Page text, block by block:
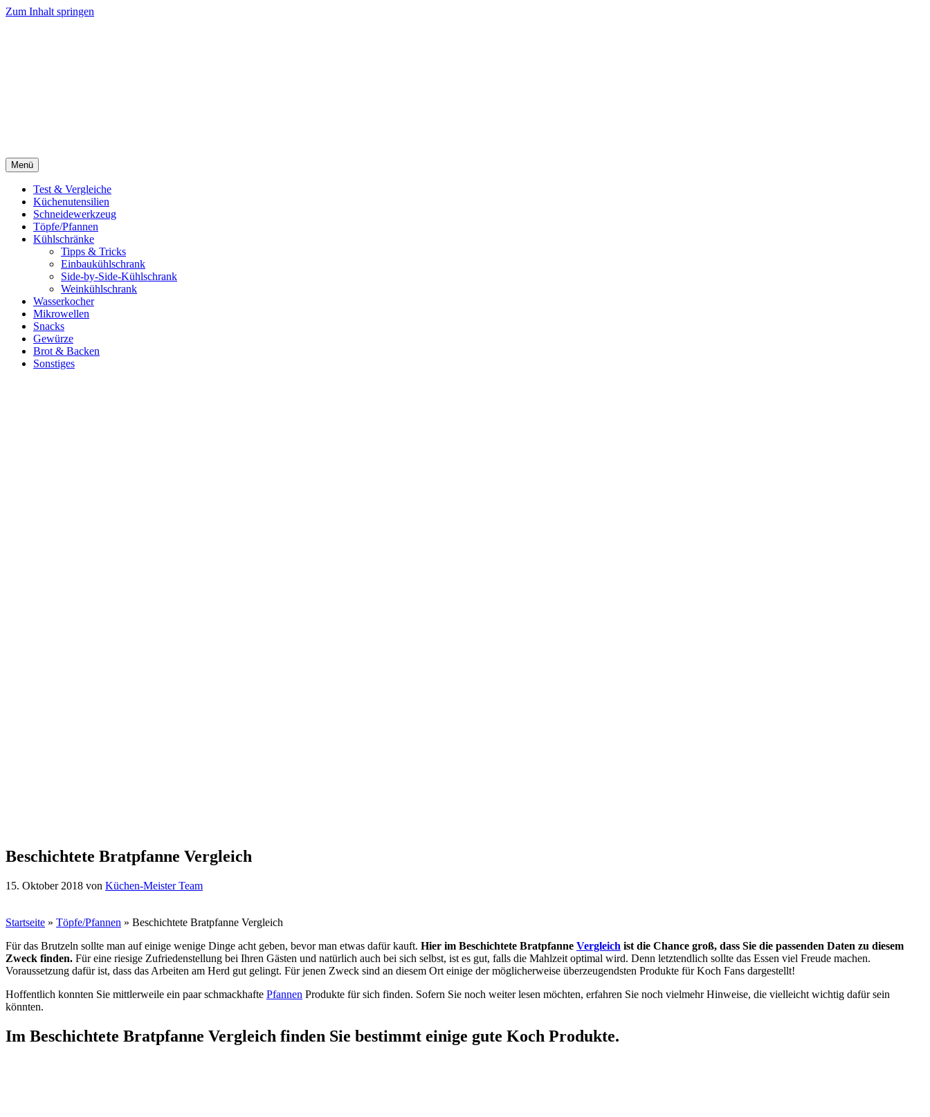
Zum Inhalt springen
Menü
Test & Vergleiche
Küchenutensilien
Schneidewerkzeug
Töpfe/Pfannen
Kühlschränke
Tipps & Tricks
Einbaukühlschrank
Side-by-Side-Kühlschrank
Weinkühlschrank
Wasserkocher
Mikrowellen
Snacks
Gewürze
Brot & Backen
Sonstiges
Beschichtete Bratpfanne Vergleich
15. Oktober 2018 von Küchen-Meister Team
Startseite » Töpfe/Pfannen » Beschichtete Bratpfanne Vergleich
Für das Brutzeln sollte man auf einige wenige Dinge acht geben, bevor man etwas dafür kauft. Hier im Beschichtete Bratpfanne Vergleich ist die Chance groß, dass Sie die passenden Daten zu diesem
Zweck finden. Für eine riesige Zufriedenstellung bei Ihren Gästen und natürlich auch bei sich selbst, ist es gut, falls die Mahlzeit optimal wird. Denn letztendlich sollte das Essen viel Freude machen.
Voraussetzung dafür ist, dass das Arbeiten am Herd gut gelingt. Für jenen Zweck sind an diesem Ort einige der möglicherweise überzeugendsten Produkte für Koch Fans dargestellt!
Hoffentlich konnten Sie mittlerweile ein paar schmackhafte Pfannen Produkte für sich finden. Sofern Sie noch weiter lesen möchten, erfahren Sie noch vielmehr Hinweise, die vielleicht wichtig dafür sein
könnten.
Im Beschichtete Bratpfanne Vergleich finden Sie bestimmt einige gute Koch Produkte.